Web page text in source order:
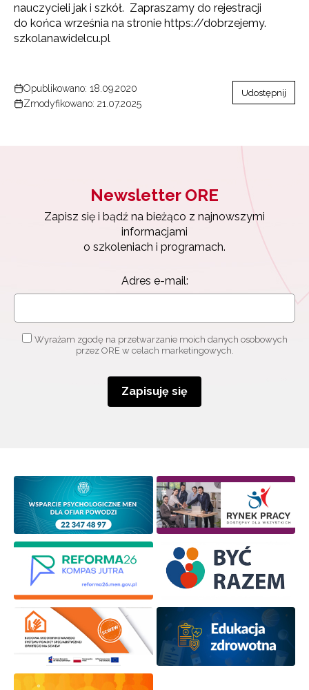
nauczycieli jak i szkół. Zapraszamy do rejestracji
do końca września na stronie https://dobrzejemy.
szkolanawidelcu.pl
Opublikowano: 18.09.2020
Zmodyfikowano: 21.07.2025
Udostępnij
Newsletter ORE
Zapisz się i bądź na bieżąco z najnowszymi
informacjami
o szkoleniach i programach.
Adres e-mail:
Wyrażam zgodę na przetwarzanie moich danych osobowych
przez ORE w celach marketingowych.
Zapisuję się